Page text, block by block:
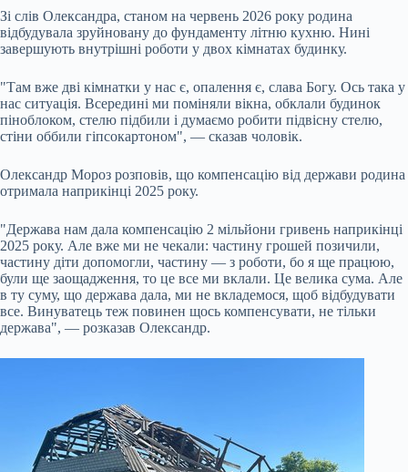
Зі слів Олександра, станом на червень 2026 року родина
відбудувала зруйновану до фундаменту літню кухню. Нині
завершують внутрішні роботи у двох кімнатах будинку.
"Там вже дві кімнатки у нас є, опалення є, слава Богу. Ось така у
нас ситуація. Всередині ми поміняли вікна, обклали будинок
піноблоком, стелю підбили і думаємо робити підвісну стелю,
стіни оббили гіпсокартоном", — сказав чоловік.
Олександр Мороз розповів, що компенсацію від держави родина
отримала наприкінці 2025 року.
"Держава нам дала компенсацію 2 мільйони гривень наприкінці
2025 року. Але вже ми не чекали: частину грошей позичили,
частину діти допомогли, частину — з роботи, бо я ще працюю,
були ще заощадження, то це все ми вклали. Це велика сума. Але
в ту суму, що держава дала, ми не вкладемося, щоб відбудувати
все. Винуватець теж повинен щось компенсувати, не тільки
держава", — розказав Олександр.